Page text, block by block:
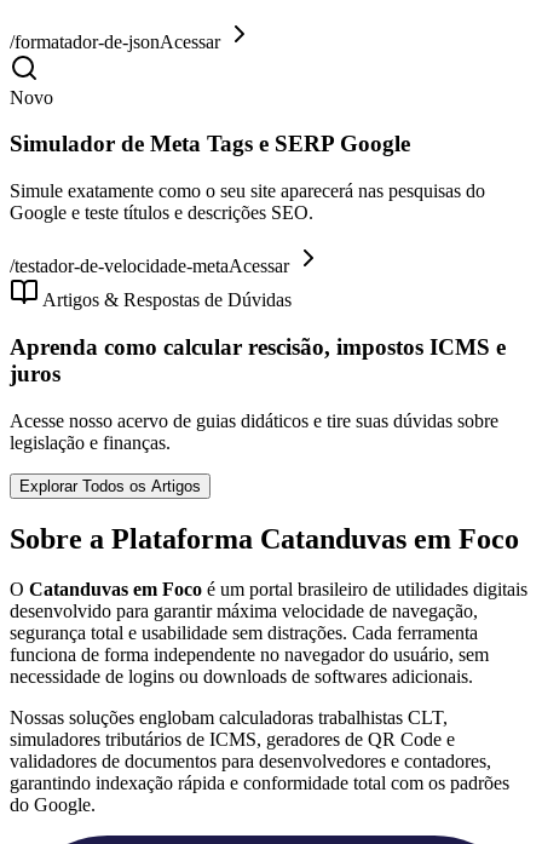
/formatador-de-jsonAcessar
Novo
Simulador de Meta Tags e SERP Google
Simule exatamente como o seu site aparecerá nas pesquisas do
Google e teste títulos e descrições SEO.
/testador-de-velocidade-metaAcessar
Artigos & Respostas de Dúvidas
Aprenda como calcular rescisão, impostos ICMS e
juros
Acesse nosso acervo de guias didáticos e tire suas dúvidas sobre
legislação e finanças.
Explorar Todos os Artigos
Sobre a Plataforma Catanduvas em Foco
O Catanduvas em Foco é um portal brasileiro de utilidades digitais
desenvolvido para garantir máxima velocidade de navegação,
segurança total e usabilidade sem distrações. Cada ferramenta
funciona de forma independente no navegador do usuário, sem
necessidade de logins ou downloads de softwares adicionais.
Nossas soluções englobam calculadoras trabalhistas CLT,
simuladores tributários de ICMS, geradores de QR Code e
validadores de documentos para desenvolvedores e contadores,
garantindo indexação rápida e conformidade total com os padrões
do Google.